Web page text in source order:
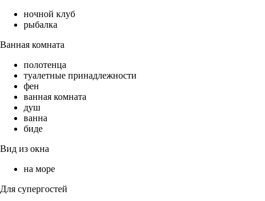
ночной клуб
рыбалка
Ванная комната
полотенца
туалетные принадлежности
фен
ванная комната
душ
ванна
биде
Вид из окна
на море
Для супергостей